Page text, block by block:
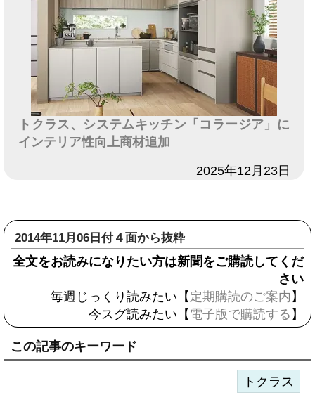
トクラス、システムキッチン「コラージア」に
インテリア性向上商材追加
2025年12月23日
2014年11月06日付４面から抜粋
全文をお読みになりたい方は新聞をご購読してくだ
さい
毎週じっくり読みたい【 定期購読のご案内 】
今スグ読みたい【 電子版で購読する 】
この記事のキーワード
トクラス